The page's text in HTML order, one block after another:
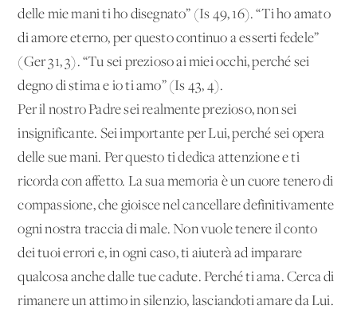
delle mie mani ti ho disegnato” (Is 49, 16). “Ti ho amato
di amore eterno, per questo continuo a esserti fedele”
(Ger 31, 3). “Tu sei prezioso ai miei occhi, perché sei
degno di stima e io ti amo” (Is 43, 4).
Per il nostro Padre sei realmente prezioso, non sei
insignificante. Sei importante per Lui, perché sei opera
delle sue mani. Per questo ti dedica attenzione e ti
ricorda con affetto. La sua memoria è un cuore tenero di
compassione, che gioisce nel cancellare definitivamente
ogni nostra traccia di male. Non vuole tenere il conto
dei tuoi errori e, in ogni caso, ti aiuterà ad imparare
qualcosa anche dalle tue cadute. Perché ti ama. Cerca di
rimanere un attimo in silenzio, lasciandoti amare da Lui.